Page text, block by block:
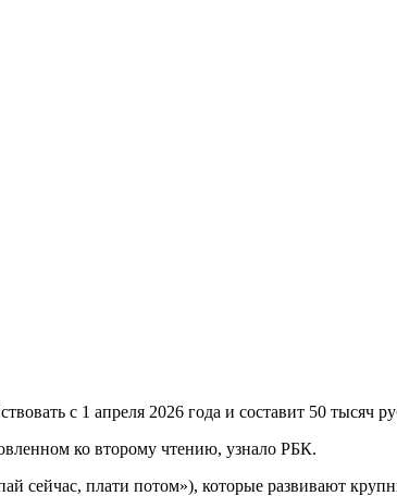
с 1 апреля 2026 года и составит 50 тысяч
ко второму чтению, узнало РБК.
сейчас, плати потом»), которые развивают